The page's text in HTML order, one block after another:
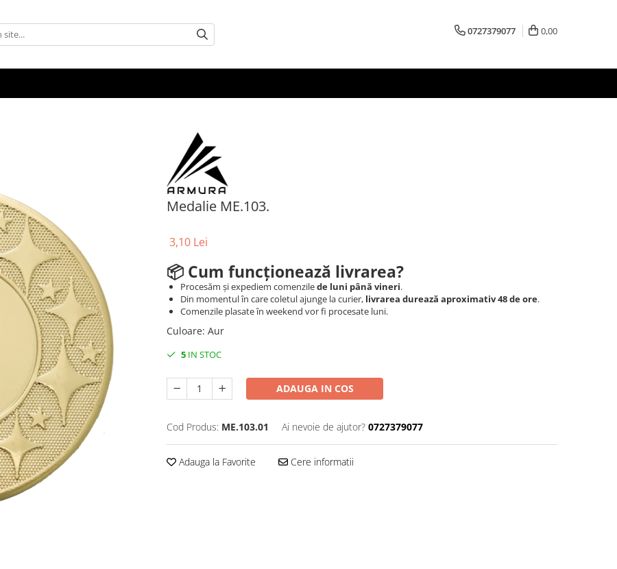
0727379077 0,00
Medalie ME.103.
3,10 Lei
📦 Cum funcționează livrarea?
Procesăm și expediem comenzilede luni până vineri.
Din momentul în care coletul ajunge la curier, livrarea durează aproximativ 48 de ore.
Comenzile plasate în weekend vor fi procesate luni.
Culoare: Aur
5 IN STOC
ADAUGA IN COS
Cod Produs: ME.103.01 Ai nevoie de ajutor? 0727379077
Adauga la Favorite Cere informatii